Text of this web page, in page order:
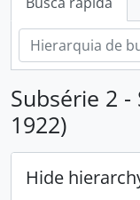
Subsérie 2 -
1922)
Hide